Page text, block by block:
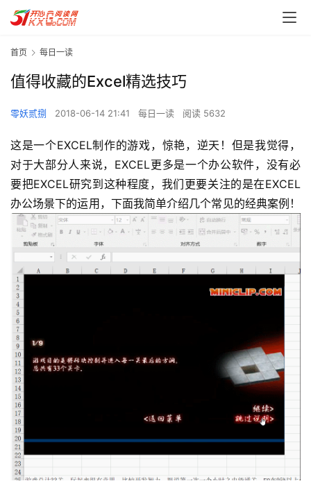
首页 每日一读
值得收藏的Excel精选技巧
零妖贰捌 2018-06-14 21:41 每日一读 阅读 5632
这是一个EXCEL制作的游戏，惊艳，逆天！但是我觉得，
对于大部分人来说，EXCEL更多是一个办公软件，没有必
要把EXCEL研究到这种程度，我们更要关注的是在EXCEL
办公场景下的运用，下面我简单介绍几个常见的经典案例！